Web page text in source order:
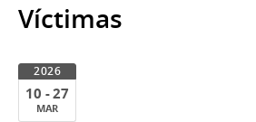
Víctimas
2026
10 - 27
MAR